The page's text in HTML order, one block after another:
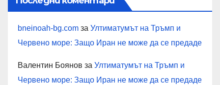
bneinoah-bg.com за Ултиматумът на Тръмп и
Червено море: Защо Иран не може да се предаде
Валентин Боянов за Ултиматумът на Тръмп и
Червено море: Защо Иран не може да се предаде